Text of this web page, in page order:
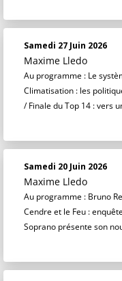
Samedi 27 Juin 2026
Maxime Lledo
Au programme : Le
Climatisation : les
/ Finale du Top 14 : vers
Samedi 20 Juin 2026
Maxime Lledo
Au programme : Bruno
Cendre et le Feu :
Soprano présente son